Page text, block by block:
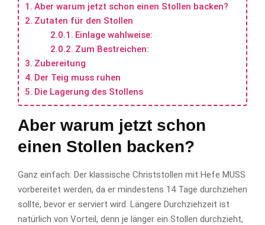
Aber warum jetzt schon einen Stollen backen?
Zutaten für den Stollen
Einlage wahlweise:
Zum Bestreichen:
Zubereitung
Der Teig muss ruhen
Die Lagerung des Stollens
Aber warum jetzt schon
einen Stollen backen?
Ganz einfach: Der klassische Christstollen mit Hefe MUSS
vorbereitet werden, da er mindestens 14 Tage durchziehen
sollte, bevor er serviert wird. Längere Durchziehzeit ist
natürlich von Vorteil, denn je länger ein Stollen durchzieht,